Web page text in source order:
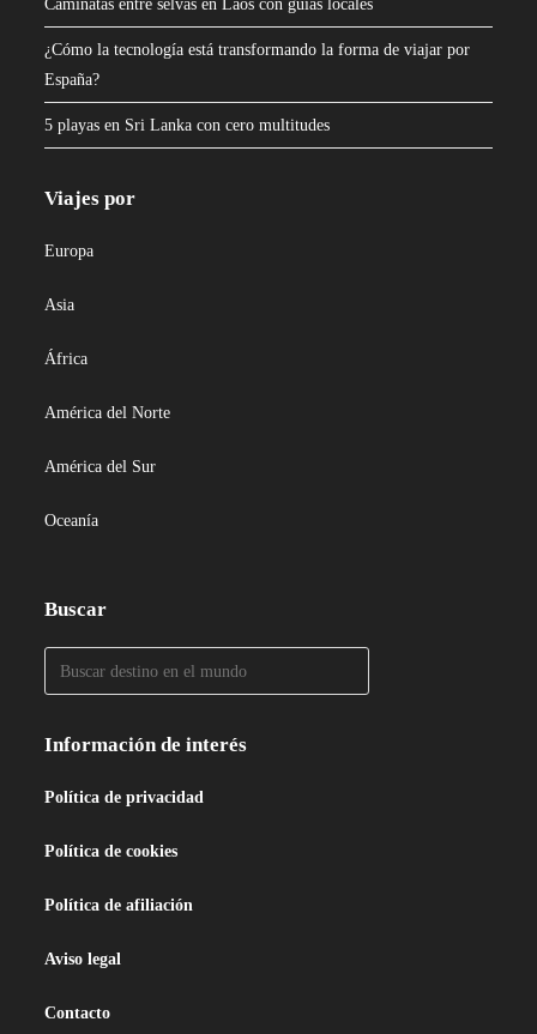
Caminatas entre selvas en Laos con guías locales
¿Cómo la tecnología está transformando la forma de viajar por
España?
5 playas en Sri Lanka con cero multitudes
Viajes por
Europa
Asia
África
América del Norte
América del Sur
Oceanía
Buscar
Información de interés
Política de privacidad
Política de cookies
Política de afiliación
Aviso legal
Contacto